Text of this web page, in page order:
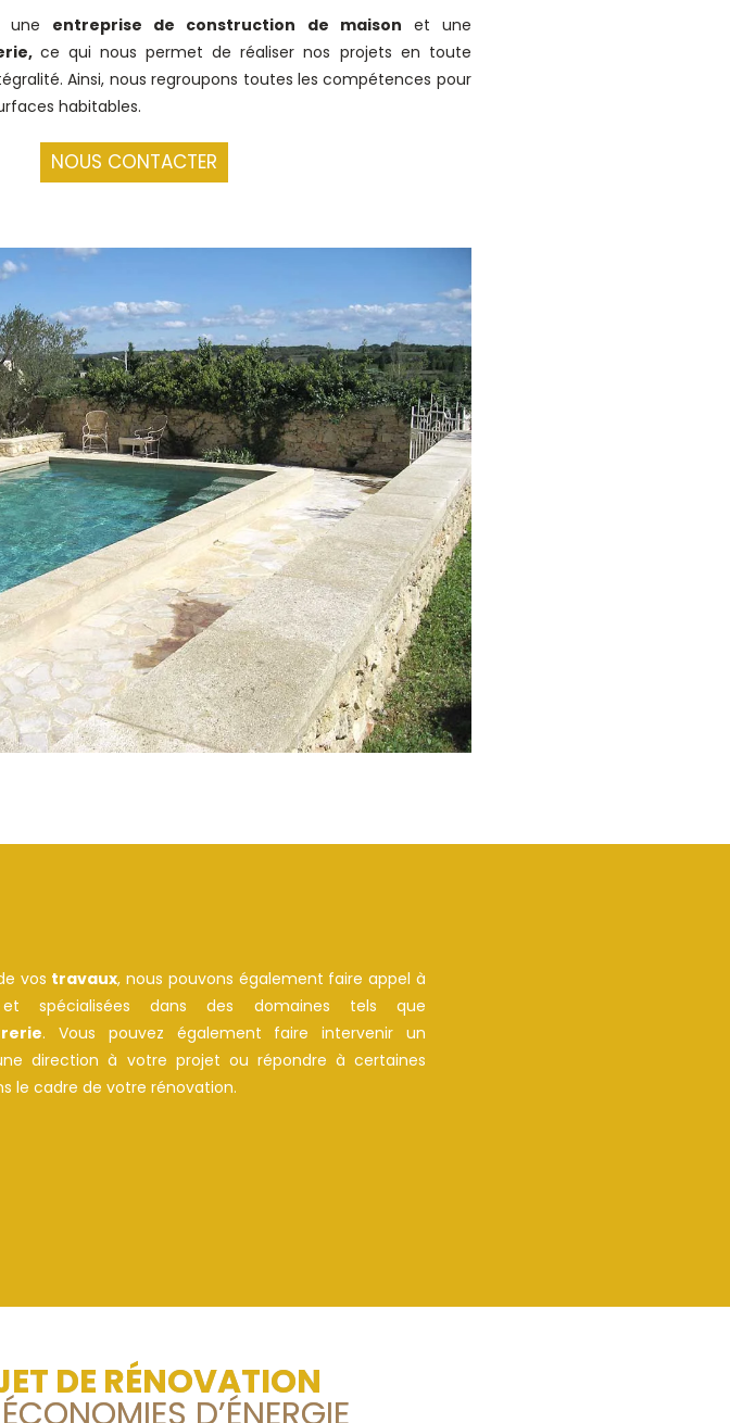
une entreprise de construction de maison et une
ce qui nous permet de réaliser nos projets en toute
Ainsi, nous regroupons toutes les compétences pour
habitables.
NOUS CONTACTER
vos travaux, nous pouvons également faire appel à
spécialisées dans des domaines tels que
. Vous pouvez également faire intervenir un
direction à votre projet ou répondre à certaines
le cadre de votre rénovation.
DE RÉNOVATION